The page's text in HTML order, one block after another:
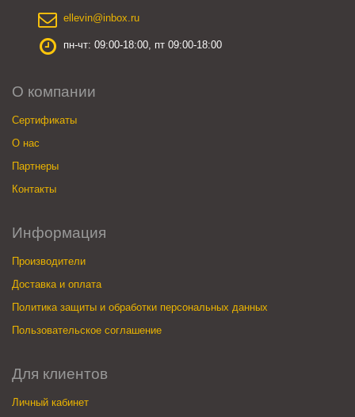
ellevin@inbox.ru
пн-чт: 09:00-18:00, пт 09:00-18:00
О компании
Сертификаты
О нас
Партнеры
Контакты
Информация
Производители
Доставка и оплата
Политика защиты и обработки персональных данных
Пользовательское соглашение
Для клиентов
Личный кабинет